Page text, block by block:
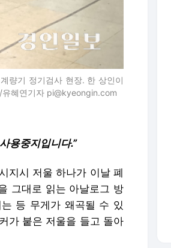
량기 정기검사 현장. 한 상인이
혜연기자 pi@kyeongin.com
용중지입니다.”
지시 저울 하나가 이날 폐
그대로 읽는 아날로그 방
등 무게가 왜곡될 수 있
가 붙은 저울을 들고 돌아